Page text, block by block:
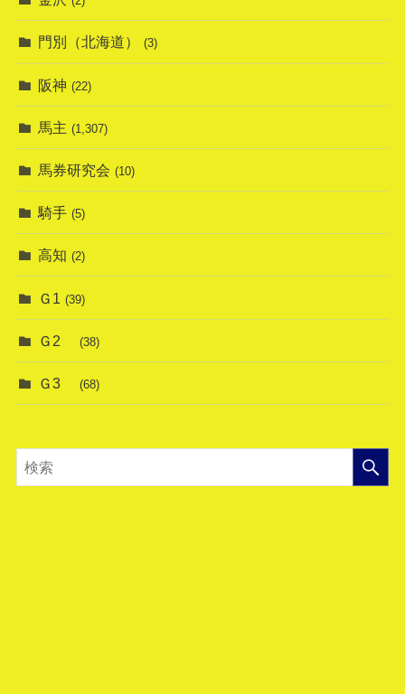
門別（北海道） (3)
阪神 (22)
馬主 (1,307)
馬券研究会 (10)
騎手 (5)
高知 (2)
Ｇ1 (39)
Ｇ2 (38)
Ｇ3 (68)